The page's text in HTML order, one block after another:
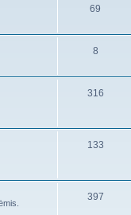
69
8
316
133
397